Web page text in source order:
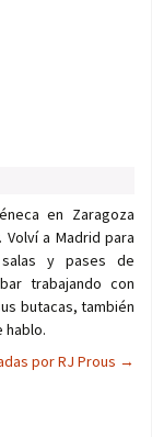
en Zaragoza
a Madrid para
y pases de
trabajando con
butacas, también
hablo.
por RJ Prous →